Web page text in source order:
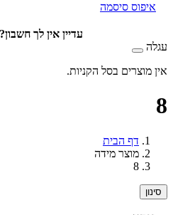
סיסמה
עדיין אין לך חשבון?
בסל הקניות.
דף הבית
מוצר מידה